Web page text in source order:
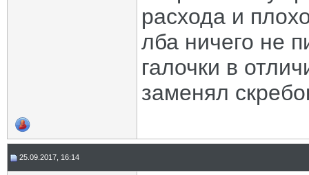
расхода и
лба ничего не
галочки в
заменял
25.09.2017, 16:14